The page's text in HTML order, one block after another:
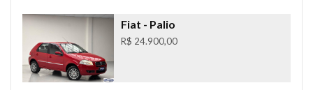
Fiat - Palio
R$ 24.900,00